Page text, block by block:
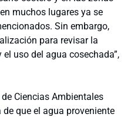
muchos lugares ya se
Sin embargo,
para revisar la
uso del agua cosechada”,
Ciencias Ambientales
que el agua proveniente